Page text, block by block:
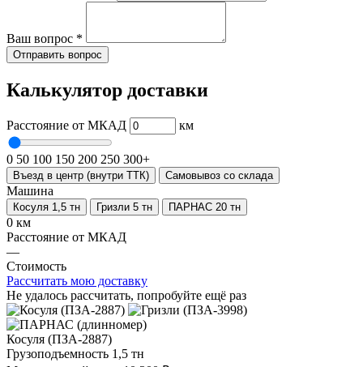
Ваш вопрос *
Отправить вопрос
Калькулятор доставки
Расстояние от МКАД км
0 50 100 150 200 250 300+
Въезд в центр (внутри ТТК) Самовывоз со склада
Машина
Косуля 1,5 тн Гризли 5 тн ПАРНАС 20 тн
0 км
Расстояние от МКАД
—
Стоимость
Рассчитать мою доставку
Не удалось рассчитать, попробуйте ещё раз
Косуля (ПЗА-2887)
Грузоподъемность 1,5 тн